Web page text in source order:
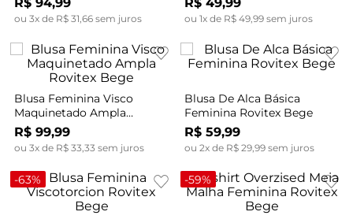
ou 3x de R$ 31 66sem juros ou 1x de R$ 49, 99sem juros
Blusa Feminina Visco
Maquinetado Ampla
Rovitex Bege
R$ 99,99
ou 3x de R$ 33 33 sem juros
Blusa De Alca Básica
Feminina Rovitex Bege
R$ 59,99
ou 2x de R$ 29, 99sem juros
-63% -59%